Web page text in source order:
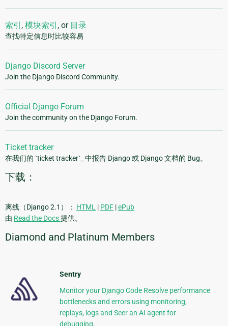
索引 , 模块索引 , or 目录
查找特定信息时比较容易
Django Discord Server
Join the Django Discord Community.
Official Django Forum
Join the community on the Django Forum.
Ticket tracker
在我们的 `ticket tracker`_ 中报告 Django 或 Django 文档的 Bug。
下载：
离线（Django 2.1）： HTML | PDF |ePub
由 Read the Docs提供。
Diamond and Platinum Members
Sentry
Monitor your Django Code Resolve performance
bottlenecks and errors using monitoring,
replays, logs and Seer an AI agent for
debugging.